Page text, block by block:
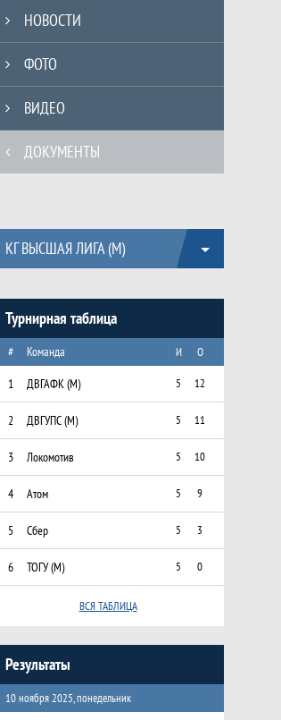
НОВОСТИ
ФОТО
ВИДЕО
ДОКУМЕНТЫ
КГ ВЫСШАЯ ЛИГА (М)
Турнирная таблица
# Команда И О
1 ДВГАФК (М) 5 12
2 ДВГУПС (М) 5 11
3 Локомотив 5 10
4 Атом 5 9
5 Сбер 5 3
6 ТОГУ (М) 5 0
ВСЯ ТАБЛИЦА
Результаты
10 ноября 2025, понедельник